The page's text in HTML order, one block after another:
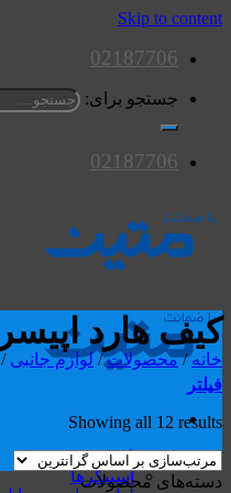
Skip to content
02187706
جستجو برای:
02187706
محصولات
اسپیکرها
کیف هارد اپیسر
خانه / محصولات / لوازم جانبی /
فیلتر
Showing all 12 results
دسته‌های محصولات